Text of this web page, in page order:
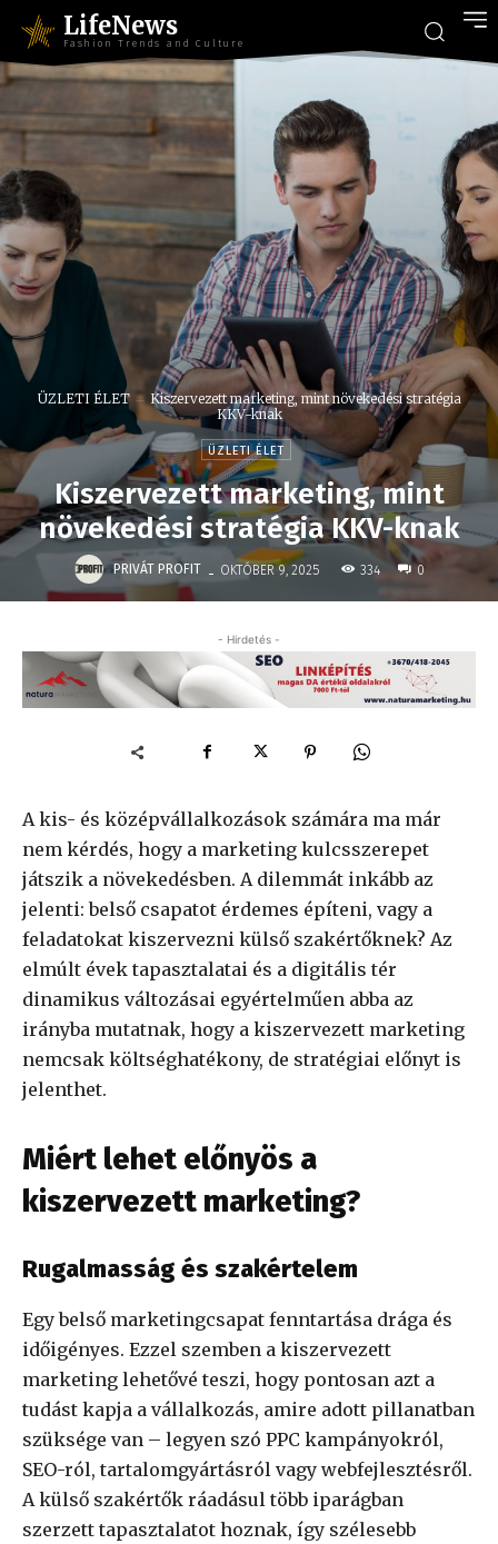
LifeNews
Fashion Trends and Culture
ÜZLETI ÉLET
Kiszervezett marketing, mint növekedési stratégia
KKV-knak
ÜZLETI ÉLET
Kiszervezett marketing, mint
növekedési stratégia KKV-knak
PRIVÁT PROFIT - OKTÓBER 9, 2025 334 0
- Hirdetés -
A kis- és középvállalkozások számára ma már
nem kérdés, hogy a marketing kulcsszerepet
játszik a növekedésben. A dilemmát inkább az
jelenti: belső csapatot érdemes építeni, vagy a
feladatokat kiszervezni külső szakértőknek? Az
elmúlt évek tapasztalatai és a digitális tér
dinamikus változásai egyértelműen abba az
irányba mutatnak, hogy a kiszervezett marketing
nemcsak költséghatékony, de stratégiai előnyt is
jelenthet.
Miért lehet előnyös a
kiszervezett marketing?
Rugalmasság és szakértelem
Egy belső marketingcsapat fenntartása drága és
időigényes. Ezzel szemben a kiszervezett
marketing lehetővé teszi, hogy pontosan azt a
tudást kapja a vállalkozás, amire adott pillanatban
szüksége van – legyen szó PPC kampányokról,
SEO-ról, tartalomgyártásról vagy webfejlesztésről.
A külső szakértők ráadásul több iparágban
szerzett tapasztalatot hoznak, így szélesebb